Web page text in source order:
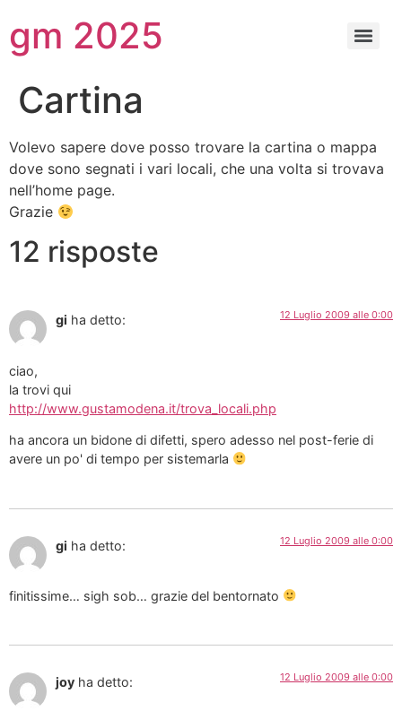
gm 2025
Cartina
Volevo sapere dove posso trovare la cartina o mappa
dove sono segnati i vari locali, che una volta si trovava
nell’home page.
Grazie
12 risposte
gi ha detto: 12 Luglio 2009 alle 0:00
ciao,
la trovi qui
http://www.gustamodena.it/trova_locali.php
ha ancora un bidone di difetti, spero adesso nel post-ferie di
avere un po' di tempo per sistemarla
gi ha detto: 12 Luglio 2009 alle 0:00
finitissime… sigh sob… grazie del bentornato
joy ha detto: 12 Luglio 2009 alle 0:00